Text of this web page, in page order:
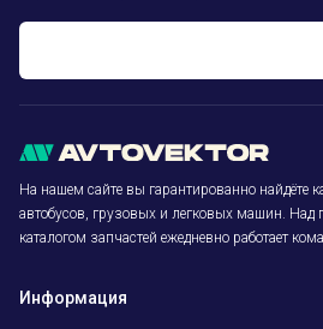
На нашем сайте вы гарантированно найдёте
автобусов, грузовых и легковых машин.
каталогом запчастей ежедневно работает
Информация